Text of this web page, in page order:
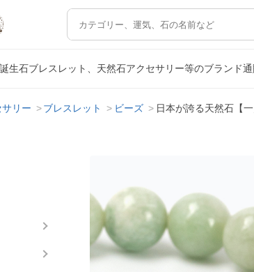
生石ブレスレット、天然石アクセサリー等のブランド通
リー ブレスレット ビーズ 日本が誇る天然石【